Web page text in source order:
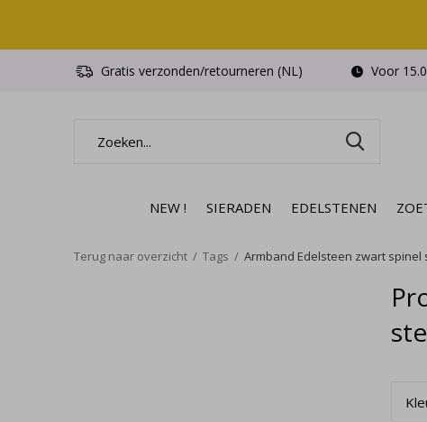
NEW ! SIERADEN EDELSTENEN
Gratis verzonden/retourneren (NL) Voor
Terug naar overzicht Tags Armband Edelsteen zwart spinel